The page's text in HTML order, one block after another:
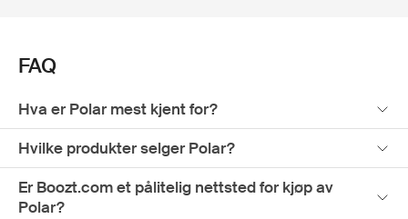
FAQ
Hva er Polar mest kjent for?
Hvilke produkter selger Polar?
Er Boozt.com et pålitelig nettsted for kjøp av
Polar?